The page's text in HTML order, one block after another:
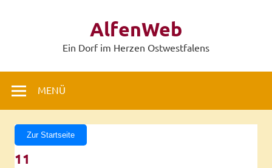
AlfenWeb
Ein Dorf im Herzen Ostwestfalens
MENÜ
Zur Startseite
11